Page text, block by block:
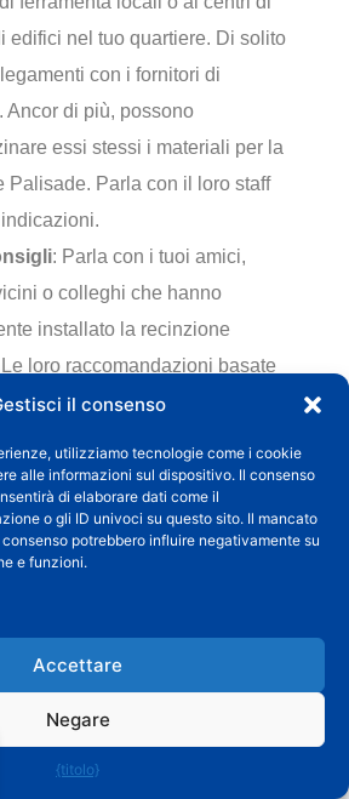
il consenso
utilizziamo tecnologie come i cookie
alle informazioni sul dispositivo. Il consenso
di elaborare dati come il
o gli ID univoci su questo sito. Il mancato
potrebbero influire negativamente su
e funzioni.
Accettare
Negare
{titolo}
edifici nel tuo quartiere. Di solito
con i fornitori di
Ancor di più, possono
essi stessi i materiali per la
Palisade. Parla con il loro staff
: Parla con i tuoi amici,
o colleghi che hanno
installato la recinzione
loro raccomandazioni basate
con i fornitori di
dei potenziali fornitori di
è pronto, prova a contattarli
preventivi e
Durante la sessione,
sul budget e sulla
fine, valuta tali fornitori in base